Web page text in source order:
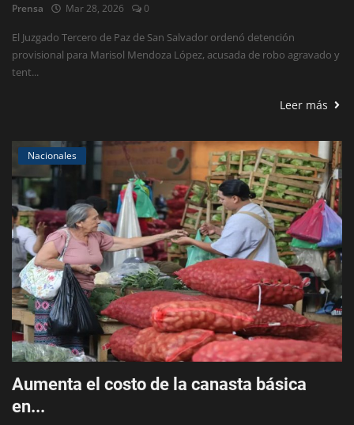
Prensa Mar 28, 2026 0
El Juzgado Tercero de Paz de San Salvador ordenó detención
provisional para Marisol Mendoza López, acusada de robo agravado y
tent...
Leer más
Nacionales
Aumenta el costo de la canasta básica
en...